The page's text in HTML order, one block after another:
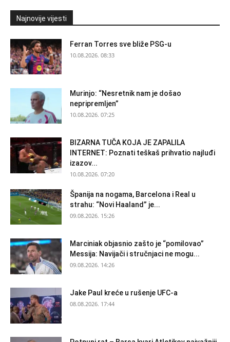
Najnovije vijesti
Ferran Torres sve bliže PSG-u
10.08.2026. 08:33
Murinjo: “Nesretnik nam je došao
nepripremljen”
10.08.2026. 07:25
BIZARNA TUČA KOJA JE ZAPALILA
INTERNET: Poznati teškaš prihvatio najluđi
izazov...
10.08.2026. 07:20
Španija na nogama, Barcelona i Real u
strahu: “Novi Haaland” je...
09.08.2026. 15:26
Marciniak objasnio zašto je “pomilovao”
Messija: Navijači i stručnjaci ne mogu...
09.08.2026. 14:26
Jake Paul kreće u rušenje UFC-a
08.08.2026. 17:44